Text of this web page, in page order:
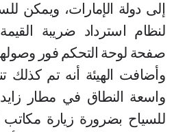
إلى دولة الإمارات، ويمكن
لنظام استرداد ضريبة
صفحة لوحة التحكم فور
وأضافت الهيئة أنه تم كذلك
واسعة النطاق في مطار
للسياح بضرورة زيارة مكاتب